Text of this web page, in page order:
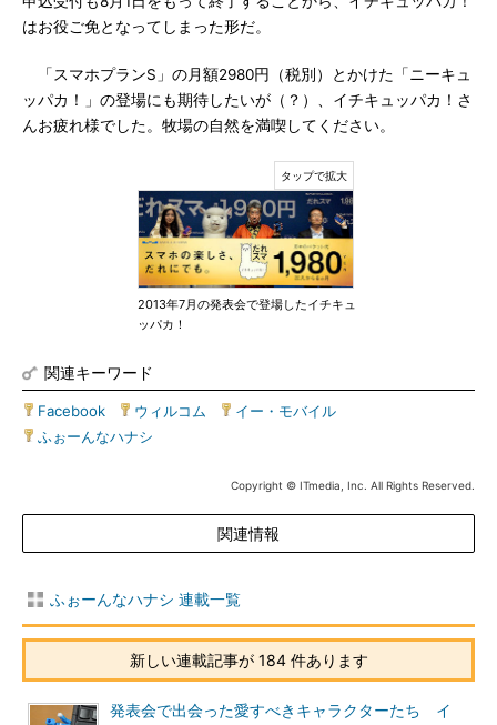
はお役ご免となってしまった形だ。
「スマホプランS」の月額2980円（税別）とかけた「ニーキュ
ッパカ！」の登場にも期待したいが（？）、イチキュッパカ！さ
んお疲れ様でした。牧場の自然を満喫してください。
2013年7月の発表会で登場したイチキュ
ッパカ！
関連キーワード
Facebook ウィルコム イー・モバイル
ふぉーんなハナシ
Copyright © ITmedia, Inc. All Rights Reserved.
関連情報
ふぉーんなハナシ 連載一覧
新しい連載記事が 184 件あります
発表会で出会った愛すべきキャラクターたち イ